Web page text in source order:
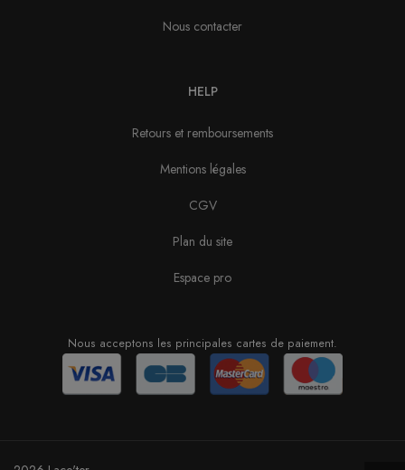
Nous contacter
HELP
Retours et remboursements
Mentions légales
CGV
Plan du site
Espace pro
Nous acceptons les principales cartes de paiement.